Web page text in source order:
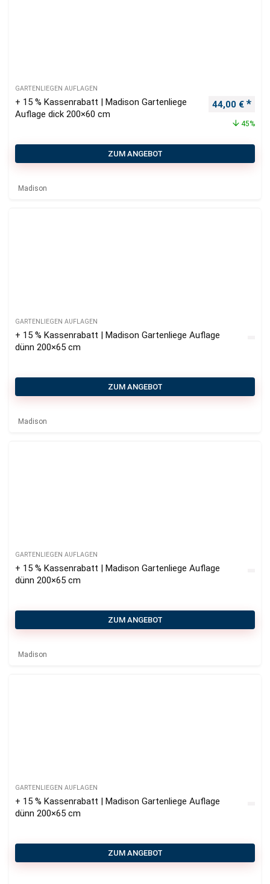
GARTENLIEGEN AUFLAGEN
+ 15 % Kassenrabatt | Madison Gartenliege
Auflage dick 200×60 cm
44,00 €
45%
ZUM ANGEBOT
Madison
GARTENLIEGEN AUFLAGEN
+ 15 % Kassenrabatt | Madison Gartenliege Auflage
dünn 200×65 cm
ZUM ANGEBOT
Madison
GARTENLIEGEN AUFLAGEN
+ 15 % Kassenrabatt | Madison Gartenliege Auflage
dünn 200×65 cm
ZUM ANGEBOT
Madison
GARTENLIEGEN AUFLAGEN
+ 15 % Kassenrabatt | Madison Gartenliege Auflage
dünn 200×65 cm
ZUM ANGEBOT